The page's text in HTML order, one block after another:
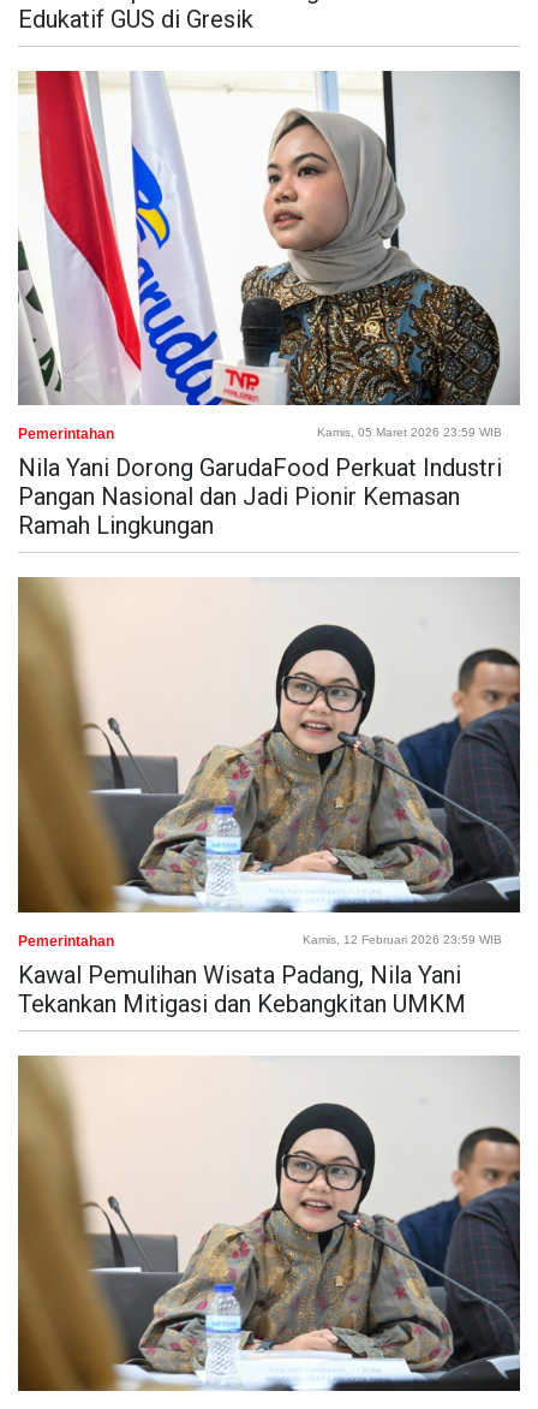
Edukatif GUS di Gresik
Pemerintahan Kamis, 05 Maret 2026 23:59 WIB
Nila Yani Dorong GarudaFood Perkuat Industri
Pangan Nasional dan Jadi Pionir Kemasan
Ramah Lingkungan
Pemerintahan Kamis, 12 Februari 2026 23:59 WIB
Kawal Pemulihan Wisata Padang, Nila Yani
Tekankan Mitigasi dan Kebangkitan UMKM